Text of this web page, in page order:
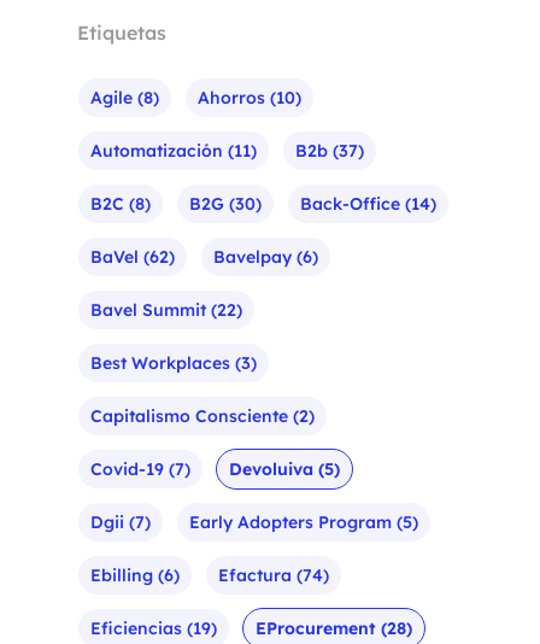
Etiquetas
Agile (8) Ahorros (10)
Automatización (11) B2b (37)
B2C (8) B2G (30) Back-Office (14)
BaVel (62) Bavelpay (6)
Bavel Summit(22)
Best Workplaces (3)
Capitalismo Consciente (2)
Covid-19 (7) Devoluiva (5)
Dgii (7) Early Adopters Program (5)
Ebilling (6) Efactura (74)
Eficiencias (19) EProcurement (28)